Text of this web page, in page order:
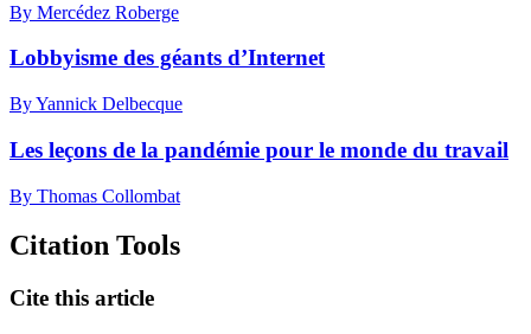
By Mercédez Roberge
Lobbyisme des géants d’Internet
By Yannick Delbecque
Les leçons de la pandémie pour le monde du travail
By Thomas Collombat
Citation Tools
Cite this article